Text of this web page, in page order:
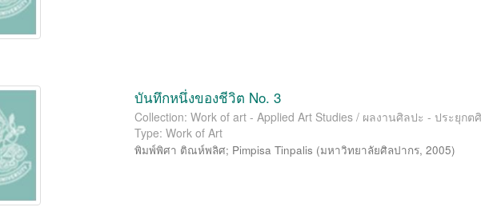
บันทึกหนึ่งของชีวิต No. 3
Collection: Work of art - Applied Art Studies / ผลงานศิลปะ - ประยุกต
Type: Work of Art
พิมพ์พิศา ติณห์พลิศ; Pimpisa Tinpalis (มหาวิทยาลัยศิลปากร,2005)